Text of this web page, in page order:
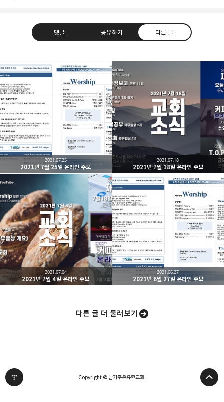
댓글 공유하기 다른 글
남가주온유한교회
세상을 향해 파송받은 선교적 공동체
구독하기
카카오톡 라인 트위터
네이버 블로그 Pocket
2021년 7월 25일 온라인 주보
2021.07.25
2021년 7월 18일 온라인 주보
2021.07.18
2021년 7월 4일 온라인 주보
2021.07.04
2021년 6월 27일 온라인 주보
2021.06.27
다른 글 더 둘러보기
Copyright © 남가주온유한교회.